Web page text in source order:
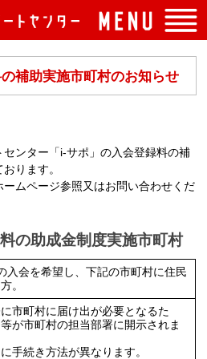
ップページ
入会案内
くある質問
ターの概要
問い合わせ
の補助実施市町村のお知らせ
センター「i-サポ」の入会登録料の補
ります。
ムページ参照又はお問い合わせくだ
の助成金制度実施市町村
入会を希望し、下記の市町村に住民
。
市町村に届け出が必要となるた
が市町村の担当部署に開示されま
手続き方法が異なります。